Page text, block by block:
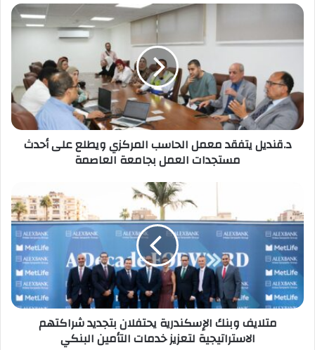
د.قنديل
معمل
المركزي
ويطلع
على
أحدث
مستجدات
العمل
د.قنديل يتفقد معمل الحاسب المركزي ويطلع على أحدث
مستجدات العمل بجامعة العاصمة
وبنك
الإسكندرية
يحتفلان
بتجديد
شراكتهم
الاستراتيجية
لتعزيز
خدمات
متلايف وبنك الإسكندرية يحتفلان بتجديد شراكتهم
الاستراتيجية لتعزيز خدمات التأمين البنكي